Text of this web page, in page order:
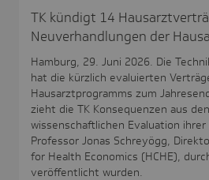
TK kündigt 14
Neuverhandlungen der
Hamburg, 29. Juni 2026. Die
hat die kürzlich evaluierten
Hausarztprogramms zum
zieht die TK Konsequenzen aus
wissenschaftlichen Evaluation
Professor Jonas Schreyögg,
for Health Economics (HCHE),
veröffentlicht wurden.